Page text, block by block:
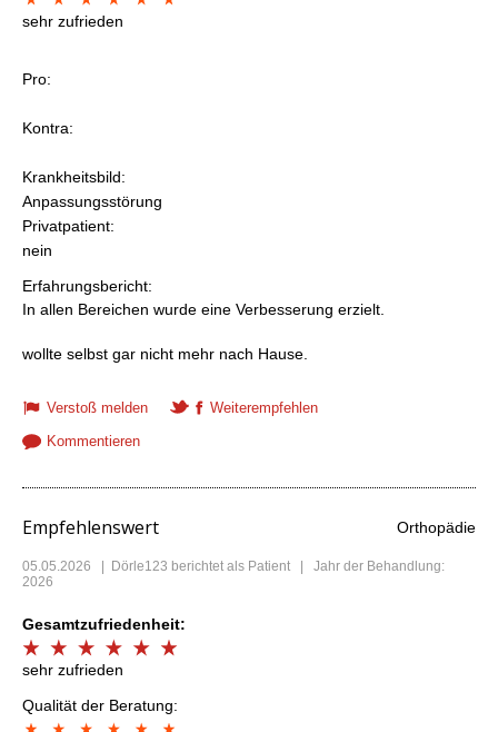
sehr zufrieden
Pro:
Kontra:
Krankheitsbild:
Anpassungsstörung
Privatpatient:
nein
Erfahrungsbericht:
In allen Bereichen wurde eine Verbesserung erzielt.
wollte selbst gar nicht mehr nach Hause.
Verstoß melden
Weiterempfehlen
Kommentieren
Empfehlenswert Orthopädie
05.05.2026 Dörle123 berichtet als Patient | Jahr der Behandlung:
2026
Gesamtzufriedenheit:
sehr zufrieden
Qualität der Beratung: